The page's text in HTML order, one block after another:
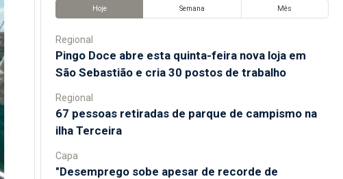
Hoje Semana Mês
Regional
Pingo Doce abre esta quinta-feira nova loja em
São Sebastião e cria 30 postos de trabalho
Regional
67 pessoas retiradas de parque de campismo na
ilha Terceira
Capa
"Desemprego sobe apesar de recorde de